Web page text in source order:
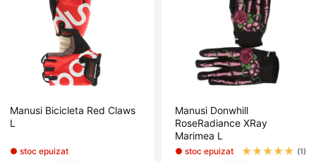
Manusi Bicicleta Red Claws
L
● stoc epuizat
Manusi Donwhill
RoseRadiance XRay
Marimea L
● stoc epuizat ★★★★★ (1)